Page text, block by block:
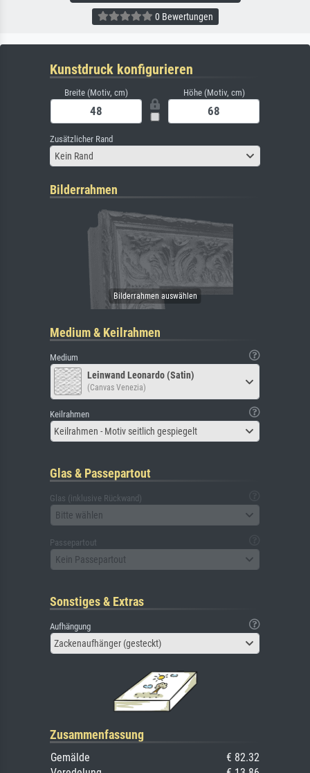
0 Bewertungen
Kunstdruck konfigurieren
Breite (Motiv, cm) Höhe (Motiv, cm)
Zusätzlicher Rand
Kein Rand
Bilderrahmen
Medium & Keilrahmen
Medium
Leinwand Leonardo (Satin)
(Canvas Venezia)
Keilrahmen
Keilrahmen - Motiv seitlich gespiegelt
Glas & Passepartout
Glas (inklusive Rückwand)
Bitte wählen
Passepartout
Kein Passepartout
Sonstiges & Extras
Aufhängung
Zackenaufhänger (gesteckt)
Zusammenfassung
Gemälde
€ 82.32